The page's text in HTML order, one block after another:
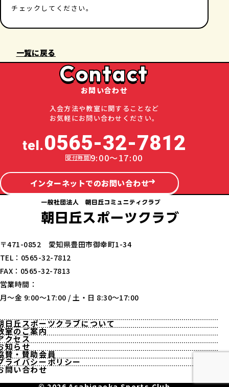
チェックしてください。
一覧に戻る
Contact
お問い合わせ
入会方法や教室に関することなど
お気軽にお問い合わせください。
tel.0565-32-7812
9:00～17:00
インターネットでのお問い合わせ
〒471-0852 愛知県豊田市御幸町1-34
TEL：0565-32-7812
FAX：0565-32-7813
営業時間：
月〜金 9:00〜17:00 / 土・日 8:30〜17:00
日丘スポーツクラブについて
室のご案内
クセス
知らせ
賛・賛助会員
ライバシーポリシー
問い合わせ